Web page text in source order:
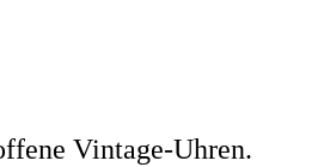
Vintage-Uhren.